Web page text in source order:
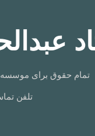
تمام حقوق برای
تلفن تماس: